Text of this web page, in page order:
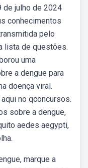
de julho de 2024
conhecimentos
pelo
lista de questões.
uma
a dengue para
doença viral.
no qconcursos.
sobre a dengue,
aedes aegypti,
marque a